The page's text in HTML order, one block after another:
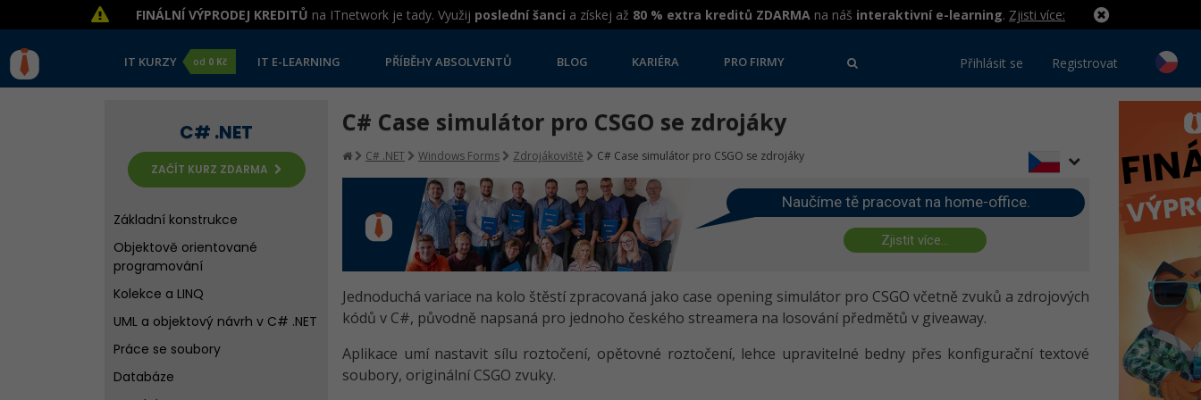
FINÁLNÍ VÝPRODEJ KREDITŮ na ITnetwork je tady. Využij poslední šanci a získej až 80 % extra kreditů ZDARMA na náš interaktivní e-learning. Zjisti více:
IT KURZY od 0 Kč IT E-LEARNING PŘÍBĚHY ABSOLVENTŮ BLOG KARIÉRA PRO FIRMY Přihlásit se Registrovat
C# .NET
ZAČÍT KURZ ZDARMA
Základní konstrukce
Objektově orientované
programování
Kolekce a LINQ
UML a objektový návrh v C# .NET
Práce se soubory
Databáze
C# Case simulátor pro CSGO se zdrojáky
C# .NET Windows Forms Zdrojákoviště C# Case simulátor pro CSGO se zdrojáky
Naučíme tě pracovat na home-office.
Zjistit více...
Jednoduchá variace na kolo štěstí zpracovaná jako case opening simulátor pro CSGO včetně zvuků a zdrojových
kódů v C#, původně napsaná pro jednoho českého streamera na losování předmětů v giveaway.
Aplikace umí nastavit sílu roztočení, opětovné roztočení, lehce upravitelné bedny přes konfigurační textové
soubory, originální CSGO zvuky.